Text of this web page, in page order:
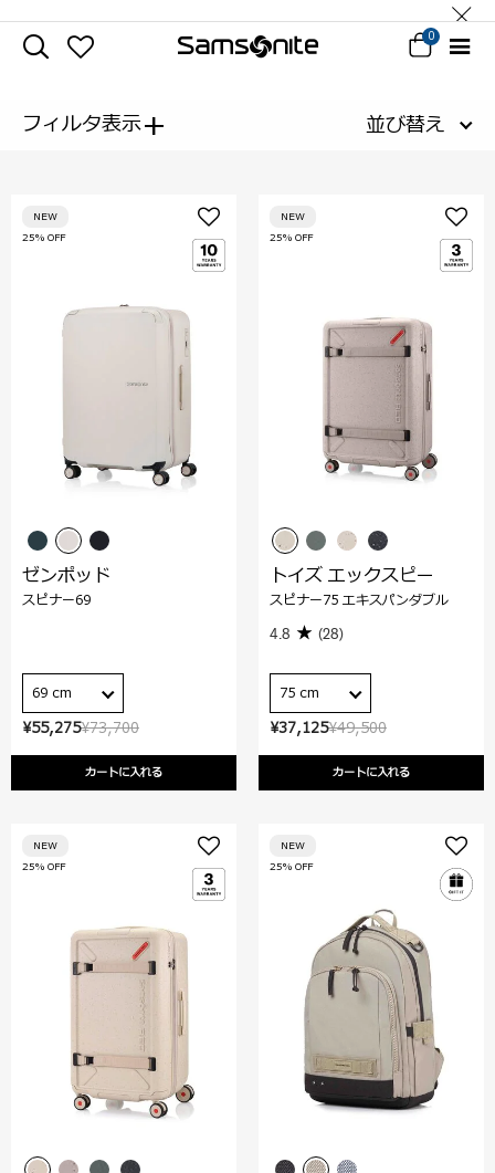
0
フィルタ表示+ 並び替え
¥73,700
¥55,275
カートに入れる
25% OFF
NEW
ゼンポッド
スピナー69
69 cm
¥49,500
¥37,125
カートに入れる
25% OFF
NEW
トイズ エックスピー
スピナー75 エキスパンダブル
4.8 (28)
75 cm
25% OFF
NEW
25% OFF
NEW